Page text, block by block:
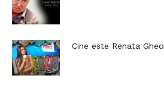
Cine este Renata